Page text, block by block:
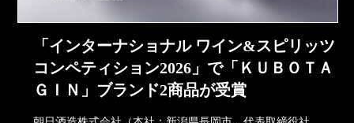
「インターナショナル ワイン&スピリッツ
コンペティション2026」で「ＫＵＢＯＴＡ
ＧＩＮ」ブランド2商品が受賞